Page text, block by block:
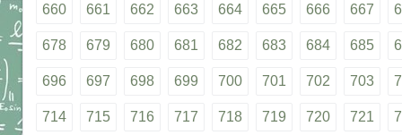
660 661 662 663 664 665 666 667
678 679 680 681 682 683 684 685
696 697 698 699 700 701 702 703
714 715 716 717 718 719 720 721